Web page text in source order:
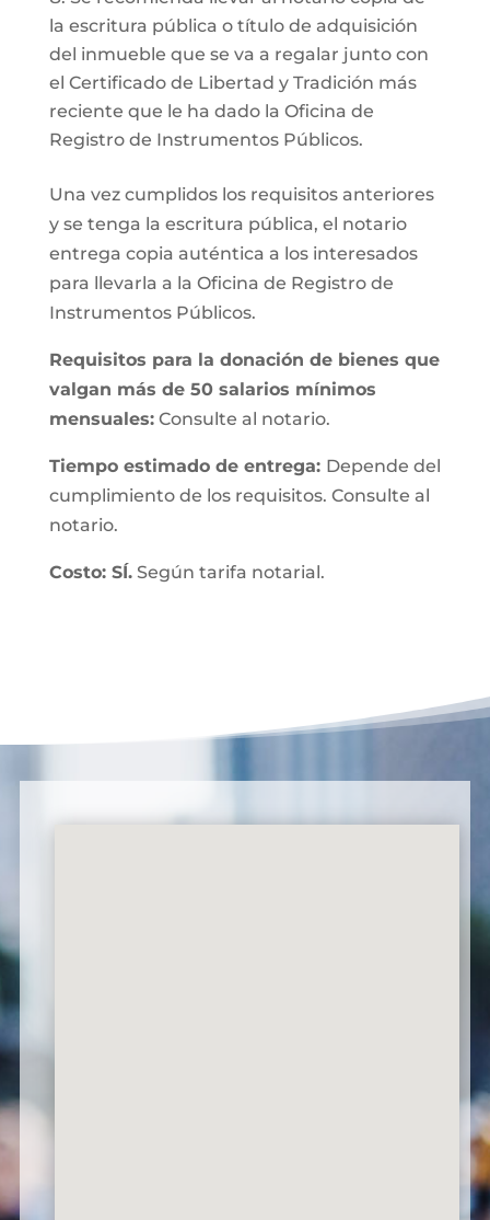
la escritura pública o título de adquisición
del inmueble que se va a regalar junto con
el Certificado de Libertad y Tradición más
reciente que le ha dado la Oficina de
Registro de Instrumentos Públicos.
Una vez cumplidos los requisitos anteriores
y se tenga la escritura pública, el notario
entrega copia auténtica a los interesados
para llevarla a la Oficina de Registro de
Instrumentos Públicos.
Requisitos para la donación de bienes que
valgan más de 50 salarios mínimos
mensuales:Consulte al notario.
Tiempo estimado de entrega: Depende del
cumplimiento de los requisitos. Consulte al
notario.
Costo: SÍ.Según tarifa notarial.